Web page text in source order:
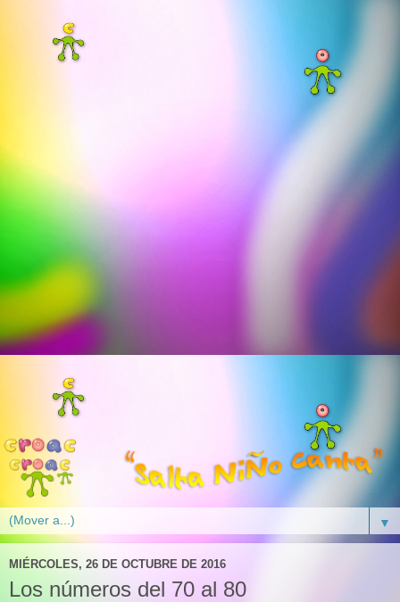
▼
MIÉRCOLES, 26 DE OCTUBRE DE 2016
Los números del 70 al 80